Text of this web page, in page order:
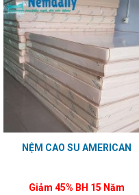
NỆM CAO SU AMERICAN
Giảm 45% BH 15 Năm